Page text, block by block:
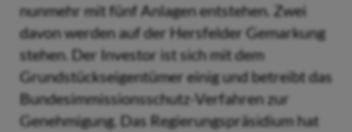
nunmehr mit fünf Anlagen entstehen. Zwei
davon werden auf der Hersfelder Gemarkung
stehen. Der Investor ist sich mit dem
Grundstückseigentümer einig und betreibt das
Bundesimmissionsschutz-Verfahren zur
Genehmigung. Das Regierungspräsidium hat